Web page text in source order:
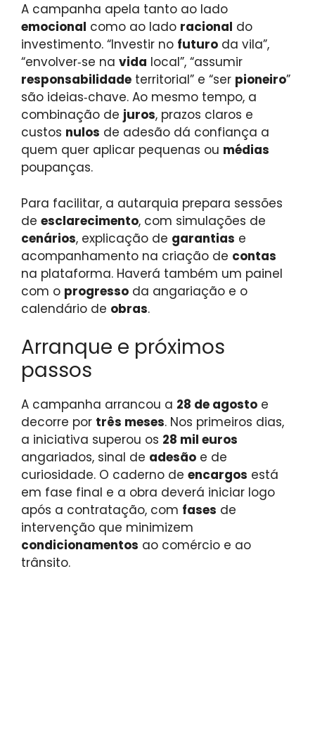
A campanha apela tanto ao lado
emocional como ao lado racional do
investimento. “Investir no futuro da vila”,
“envolver‑se na vida local”, “assumir
responsabilidade territorial” e “ser pioneiro”
são ideias‑chave. Ao mesmo tempo, a
combinação de juros, prazos claros e
custos nulos de adesão dá confiança a
quem quer aplicar pequenas ou médias
poupanças.
Para facilitar, a autarquia prepara sessões
de esclarecimento, com simulações de
cenários, explicação de garantias e
acompanhamento na criação de contas
na plataforma. Haverá também um painel
com o progresso da angariação e o
calendário de obras.
Arranque e próximos
passos
A campanha arrancou a 28 de agosto e
decorre por três meses. Nos primeiros dias,
a iniciativa superou os 28 mil euros
angariados, sinal de adesão e de
curiosidade. O caderno de encargos está
em fase final e a obra deverá iniciar logo
após a contratação, com fases de
intervenção que minimizem
condicionamentos ao comércio e ao
trânsito.